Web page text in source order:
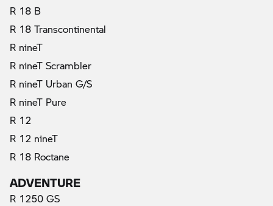
R 18 B
R 18 Transcontinental
R nineT
R nineT Scrambler
R nineT Urban G/S
R nineT Pure
R 12
R 12 nineT
R 18 Roctane
ADVENTURE
R 1250 GS